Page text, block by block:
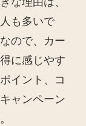
も多いで
ので、カー
に感じやす
イント、コ
ャンペーン